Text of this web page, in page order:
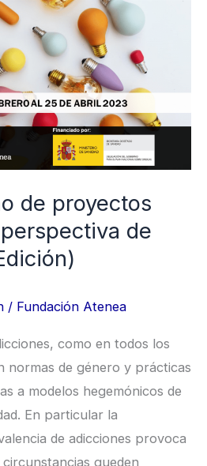
de proyectos
de
/ Fundación Atenea
como en todos los
normas de género y prácticas
a modelos hegemónicos de
En particular la
de adicciones provoca
queden